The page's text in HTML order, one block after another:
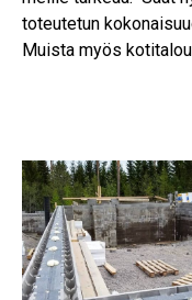
toteutetun
Muista myös